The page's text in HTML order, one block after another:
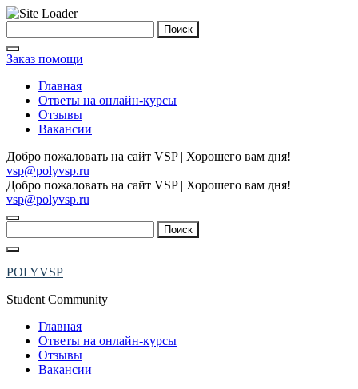
to
content
Заказ помощи
Главная
Ответы на онлайн-курсы
Отзывы
Вакансии
Добро пожаловать на сайт VSP | Хорошего вам дня!
vsp@polyvsp.ru
Добро пожаловать на сайт VSP | Хорошего вам дня!
vsp@polyvsp.ru
POLYVSP
Student Community
Главная
Ответы на онлайн-курсы
Отзывы
Вакансии